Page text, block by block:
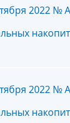
2022 №
2022 №